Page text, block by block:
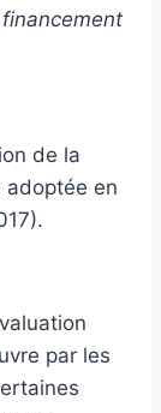
de la
adoptée en
par les